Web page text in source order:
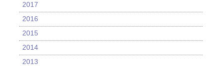
2017
2016
2015
2014
2013